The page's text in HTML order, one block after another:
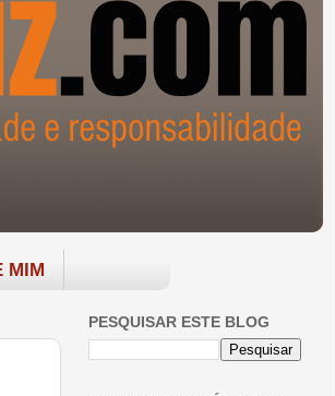
MIM
PESQUISAR ESTE BLOG